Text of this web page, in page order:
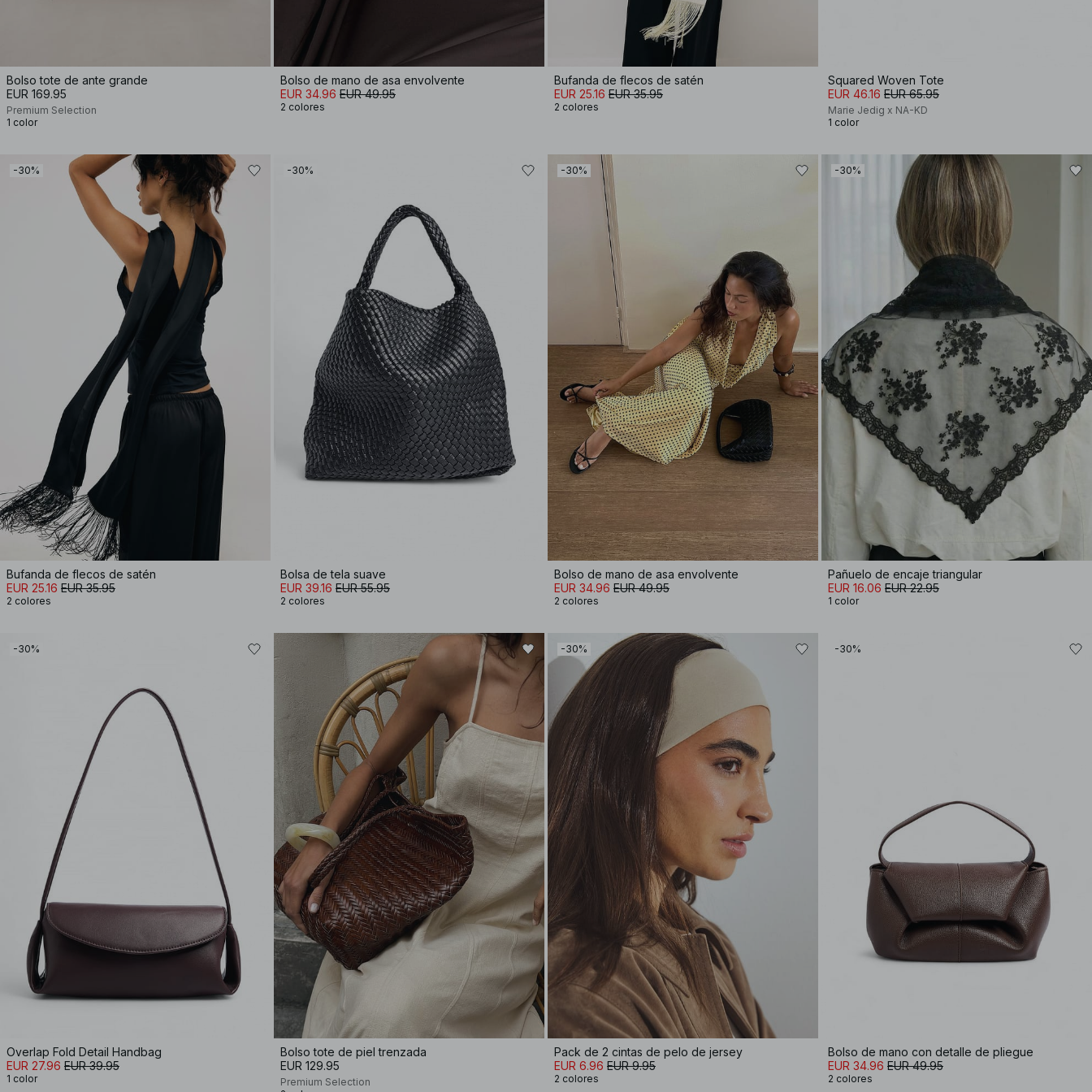
Bolso tote de ante grande
EUR 169.95
Premium Selection
1 color
Bolso de mano de asa envolvente
EUR 34.96 EUR 49.95
2 colores
Bufanda de flecos de satén
EUR 25.16 EUR 35.95
2 colores
Squared Woven Tote
EUR 46.16 EUR 65.95
Marie Jedig x NA-KD
1 color
-30%
Bufanda de flecos de satén
EUR 25.16 EUR 35.95
2 colores
-30%
Bolsa de tela suave
EUR 39.16 EUR 55.95
2 colores
-30%
Bolso de mano de asa envolvente
EUR 34.96 EUR 49.95
2 colores
-30%
Pañuelo de encaje triangular
EUR 16.06 EUR 22.95
1 color
-30%
Overlap Fold Detail Handbag
EUR 27.96 EUR 39.95
1 color
Bolso tote de piel trenzada
EUR 129.95
Premium Selection
-30%
Pack de 2 cintas de pelo de jersey
EUR 6.96 EUR 9.95
2 colores
-30%
Bolso de mano con detalle de pliegue
EUR 34.96 EUR 49.95
2 colores